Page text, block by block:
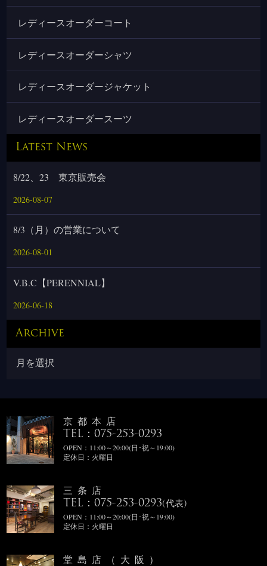
レディースオーダーコート
レディースオーダーシャツ
レディースオーダージャケット
レディースオーダースーツ
Latest News
8/22、23 東京販売会
2026-08-07
8/3（月）の営業について
2026-08-01
V.B.C【PERENNIAL】
2026-06-18
Archive
京都本店
TEL：075-253-0293
OPEN：11:00～20:00(日･祝～19:00)
定休日：火曜日
三条店
TEL：075-253-0293(代表)
OPEN：11:00～20:00(日･祝～19:00)
定休日：火曜日
堂島店（大阪）